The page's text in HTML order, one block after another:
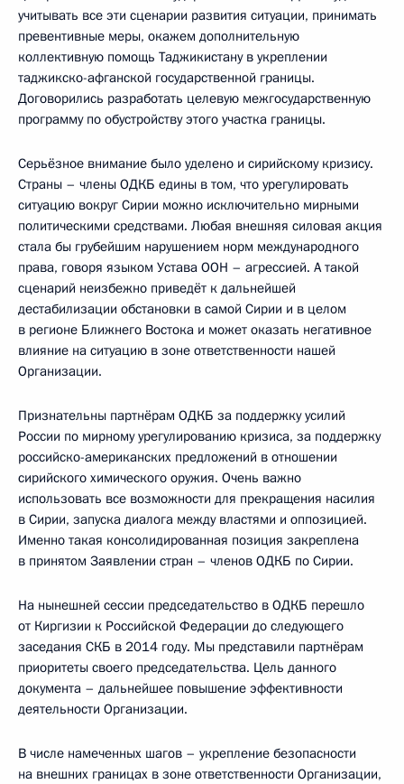
учитывать все эти сценарии развития ситуации, принимать
превентивные меры, окажем дополнительную
коллективную помощь Таджикистану в укреплении
таджикско-афганской государственной границы.
Договорились разработать целевую межгосударственную
программу по обустройству этого участка границы.
Серьёзное внимание было уделено и сирийскому кризису.
Страны – члены ОДКБ едины в том, что урегулировать
ситуацию вокруг Сирии можно исключительно мирными
политическими средствами. Любая внешняя силовая акция
стала бы грубейшим нарушением норм международного
права, говоря языком Устава ООН – агрессией. А такой
сценарий неизбежно приведёт к дальнейшей
дестабилизации обстановки в самой Сирии и в целом
в регионе Ближнего Востока и может оказать негативное
влияние на ситуацию в зоне ответственности нашей
Организации.
Признательны партнёрам ОДКБ за поддержку усилий
России по мирному урегулированию кризиса, за поддержку
российско-американских предложений в отношении
сирийского химического оружия. Очень важно
использовать все возможности для прекращения насилия
в Сирии, запуска диалога между властями и оппозицией.
Именно такая консолидированная позиция закреплена
в принятом Заявлении стран – членов ОДКБ по Сирии.
На нынешней сессии председательство в ОДКБ перешло
от Киргизии к Российской Федерации до следующего
заседания СКБ в 2014 году. Мы представили партнёрам
приоритеты своего председательства. Цель данного
документа – дальнейшее повышение эффективности
деятельности Организации.
В числе намеченных шагов – укрепление безопасности
на внешних границах в зоне ответственности Организации,